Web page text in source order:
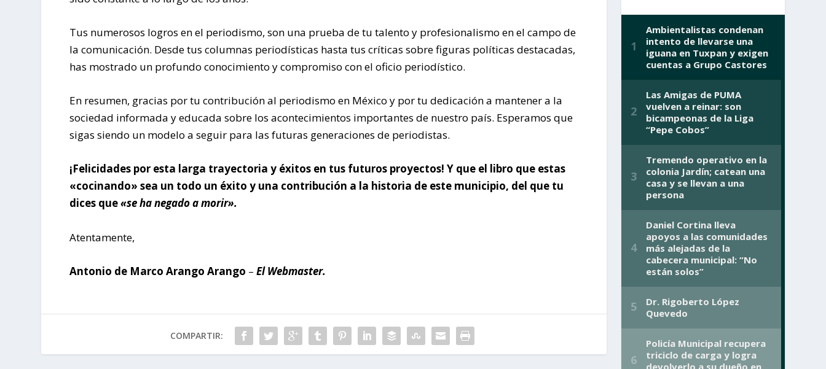
Tus numerosos logros en el periodismo, son una prueba de tu talento y profesionalismo en el campo de
la comunicación. Desde tus columnas periodísticas hasta tus críticas sobre figuras políticas destacadas,
has mostrado un profundo conocimiento y compromiso con el oficio periodístico.
En resumen, gracias por tu contribución al periodismo en México y por tu dedicación a mantener a la
sociedad informada y educada sobre los acontecimientos importantes de nuestro país. Esperamos que
sigas siendo un modelo a seguir para las futuras generaciones de periodistas.
¡Felicidades por esta larga trayectoria y éxitos en tus futuros proyectos! Y que el libro que estas
«cocinando» sea un todo un éxito y una contribución a la historia de este municipio, del que tu
dices que«se ha negado a morir».
Atentamente,
Antonio de Marco Arango Arango –El Webmaster.
COMPARTIR: